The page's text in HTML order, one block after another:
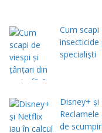
Cum
insecticide
specialiști
Disney+
de scumpiri